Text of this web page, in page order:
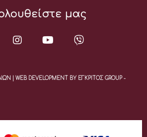
μας
| WEB DEVELOPMENT BY ΕΓΚΡΙΤΟΣ GROUP -